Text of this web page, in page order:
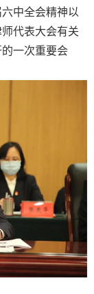
中全会精神以
代表大会有关
一次重要会